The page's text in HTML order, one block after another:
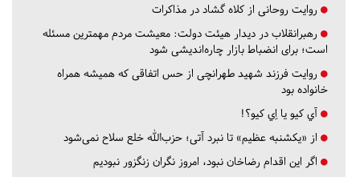
روایت روحانی از کلاه گشاد در مذاکرات
رهبرانقلاب در دیدار هیئت دولت: معیشت مردم مهمترین مسئله
است؛ برای انضباط بازار چاره‌اندیشی شود
روایت فرزند شهید طهرانچی از حس اتفاقی که همیشه همراه
خانواده بود
آي كيو يا اِي كيو؟!
از «یکشنبه عظیم» تا نبرد آتی؛ حزب‌الله خلع سلاح نمی‌شود
اگر این اقدام رضاخان نبود، امروز نگران زنگزور نبودیم